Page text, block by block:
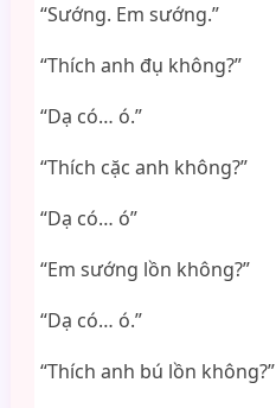
“Sướng. Em sướng.”
“Thích anh đụ không?”
“Dạ có… ó.”
“Thích cặc anh không?”
“Dạ có… ó”
“Em sướng lồn không?”
“Dạ có… ó.”
“Thích anh bú lồn không?”